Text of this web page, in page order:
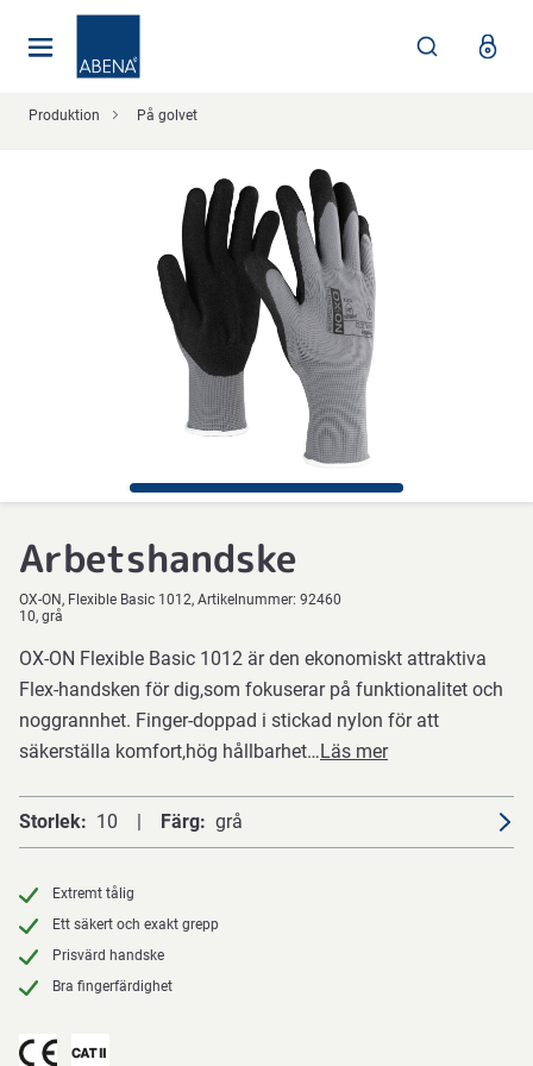
Produktion På golvet
Arbetshandske
OX-ON Flexible Basic 1012 Artikelnummer: 92460
10, grå
OX-ON Flexible Basic 1012 är den ekonomiskt attraktiva
Flex-handsken för dig,som fokuserar på funktionalitet och
noggrannhet. Finger-doppad i stickad nylon för att
säkerställa komfort,hög hållbarhet…Läs mer
Storlek 10 Färg grå
Extremt tålig
Ett säkert och exakt grepp
Prisvärd handske
Bra fingerfärdighet